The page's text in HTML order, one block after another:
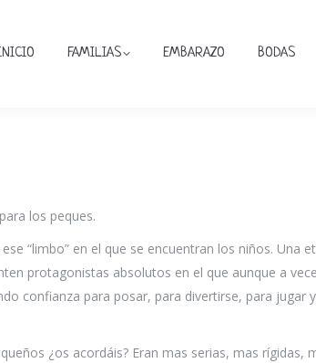
FAMILIAS EMBARAZO BODAS
los peques.
“limbo” en el que se encuentran los niños. Una
protagonistas absolutos en el que aunque a
confianza para posar, para divertirse, para jugar y
¿os acordáis? Eran mas serias, mas rígidas,